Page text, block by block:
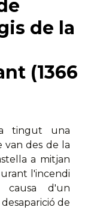
de la
(1366
tingut una
van des de la
a mitjan
l'incendi
d'un
de